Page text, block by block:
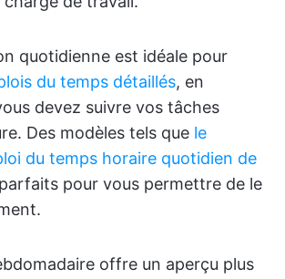
quotidienne est idéale pour
du temps détaillés, en
devez suivre vos tâches
Des modèles tels que le
du temps horaire quotidien de
pour vous permettre de le
offre un aperçu plus